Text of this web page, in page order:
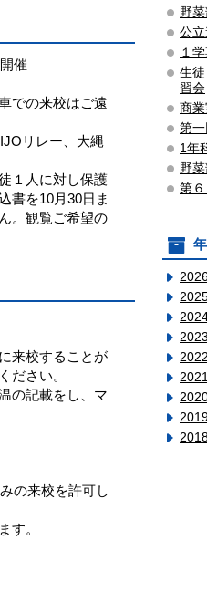
催
での来校はご遠
リレー、大縄
１人に対し保護
書を10月30日ま
。観覧ご希望の
来校することが
ださい。
の記載をし、マ
の来校を許可し
す。
野
公
１
生
習会
商
第
1年
野
第